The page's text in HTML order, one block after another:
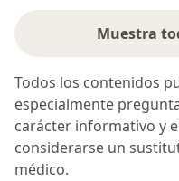
Muestra
Todos los contenidos
especialmente
carácter informativo y
considerarse un
médico.